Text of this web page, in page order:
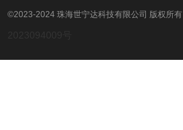
©2023-2024 珠海世宁达科技有限公司 版权所有